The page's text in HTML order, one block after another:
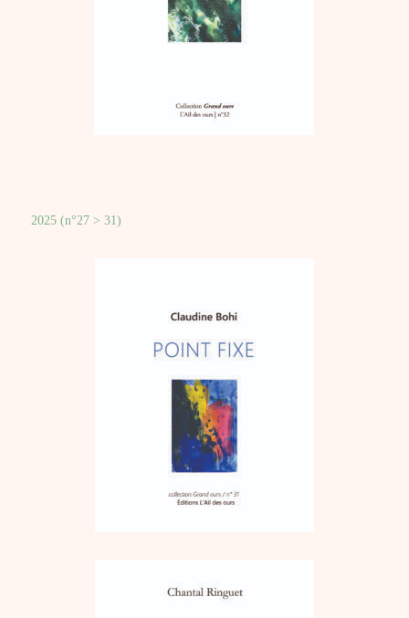
2025 (n°27 > 31)